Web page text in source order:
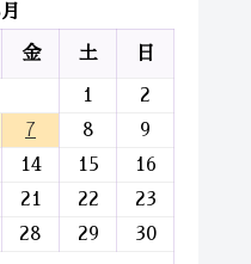
金 土 日
1
2
7 8
9
14 15
16
21 22
23
28 29
30